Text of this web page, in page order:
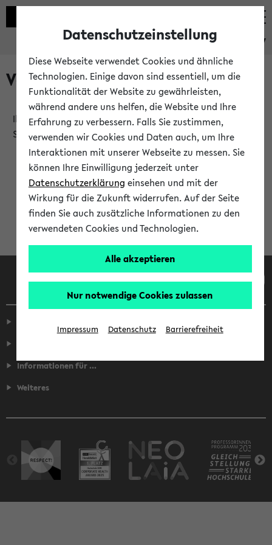
eKVV
Verlauf
Ihr Verlauf ist leer. Er wird sich im Verlauf Ihrer eKVV
Sitzung füllen.
Informationen für ...
Weiteres
Datenschutzeinstellung
Diese Webseite verwendet Cookies und ähnliche
Technologien. Einige davon sind essentiell, um die
Funktionalität der Website zu gewährleisten,
während andere uns helfen, die Website und Ihre
Erfahrung zu verbessern. Falls Sie zustimmen,
verwenden wir Cookies und Daten auch, um Ihre
Interaktionen mit unserer Webseite zu messen. Sie
können Ihre Einwilligung jederzeit unter
Datenschutzerklärung einsehen und mit der
Wirkung für die Zukunft widerrufen. Auf der Seite
finden Sie auch zusätzliche Informationen zu den
verwendeten Cookies und Technologien.
Alle akzeptieren
Nur notwendige Cookies zulassen
Impressum Datenschutz Barrierefreiheit